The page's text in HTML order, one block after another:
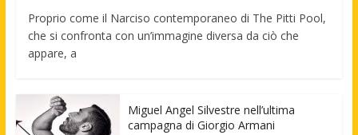
Proprio come il Narciso contemporaneo di The Pitti Pool,
che si confronta con un’immagine diversa da ciò che
appare, a
Miguel Angel Silvestre nell’ultima
campagna di Giorgio Armani